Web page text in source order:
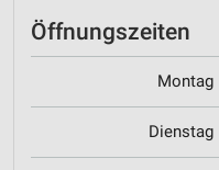
Öffnungszeiten
Montag
Dienstag